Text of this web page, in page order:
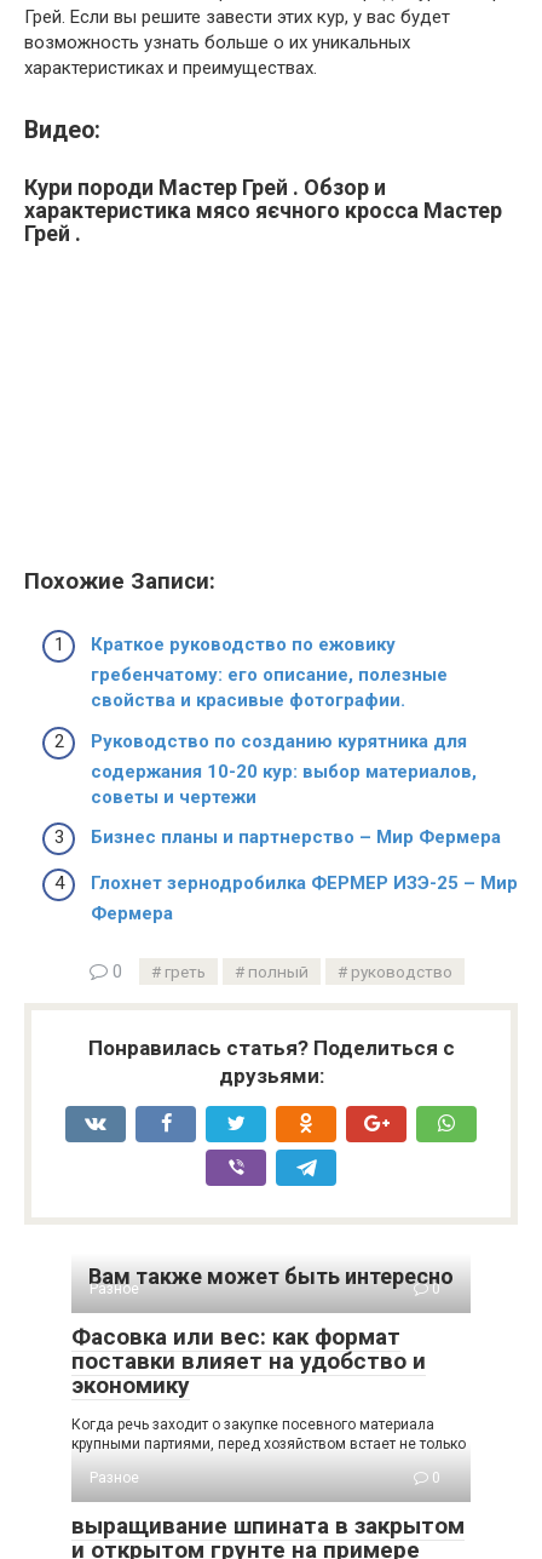
Грей. Если вы решите завести этих кур, у вас будет
возможность узнать больше о их уникальных
характеристиках и преимуществах.
Видео:
Кури породи Мастер Грей . Обзор и
характеристика мясо яєчного кросса Мастер
Грей .
Похожие Записи:
Краткое руководство по ежовику
гребенчатому: его описание, полезные
свойства и красивые фотографии.
Руководство по созданию курятника для
содержания 10-20 кур: выбор материалов,
советы и чертежи
Бизнес планы и партнерство – Мир Фермера
Глохнет зернодробилка ФЕРМЕР ИЗЭ-25 – Мир
Фермера
0 греть полный руководство
Понравилась статья? Поделиться с
друзьями:
Вам также может быть интересно
Разное 0
Фасовка или вес: как формат
поставки влияет на удобство и
экономику
Когда речь заходит о закупке посевного материала
крупными партиями, перед хозяйством встает не только
Разное
0
выращивание шпината в закрытом
и открытом грунте на примере